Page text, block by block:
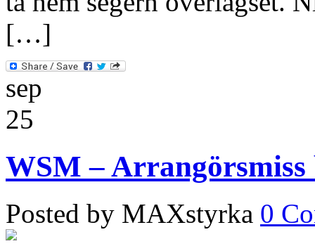
[…]
sep
25
WSM – Arrangörsmiss
Posted by MAXstyrka 0